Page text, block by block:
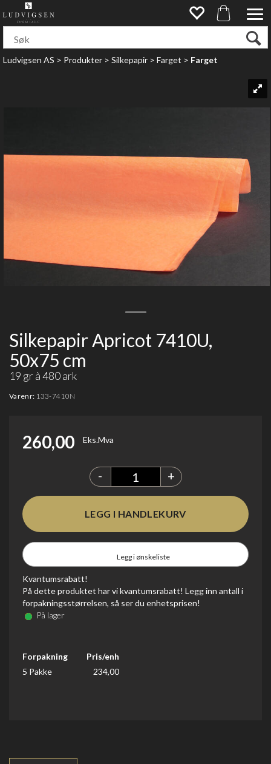
Ludvigsen AS>Produkter>Silkepapir>Farget>Farget
Silkepapir Apricot 7410U,
50x75 cm
19 gr à 480 ark
Varenr: 133-7410N
260,00 Eks.Mva
- +
Legg i ønskeliste
Kvantumsrabatt!
På dette produktet har vi kvantumsrabatt! Legg inn antall i
forpakningsstørrelsen, så ser du enhetsprisen!
På lager
Forpakning
Pris/enh
5 Pakke
234,00